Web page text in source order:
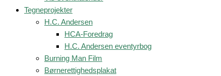
Tegneprojekter
H.C. Andersen
HCA-Foredrag
H.C. Andersen eventyrbog
Burning Man Film
Børnerettighedsplakat